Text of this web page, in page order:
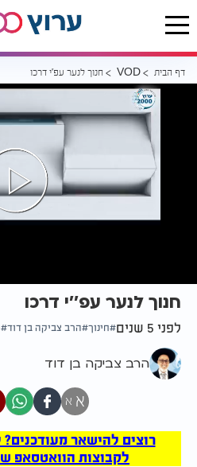
דף הבית VOD חנוך לנער עפ’’י דרכו
חנוך לנער עפ’’י דרכו
לפני 5 שנים חינוך הרב צביקה בן דוד
הרב צביקה בן דוד
א א
רוצים להישאר
לקבוצות הוואטסאפ של ערוץ